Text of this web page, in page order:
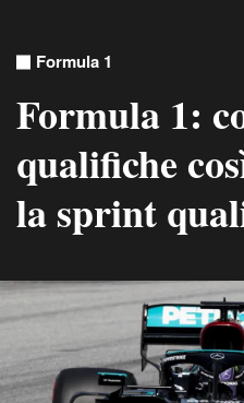
Formula 1
Formula 1:
qualifiche
la sprint